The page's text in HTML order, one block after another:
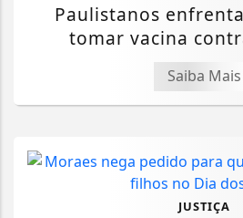
Paulistanos
tomar vacina
Saiba Mais
JUSTIÇA